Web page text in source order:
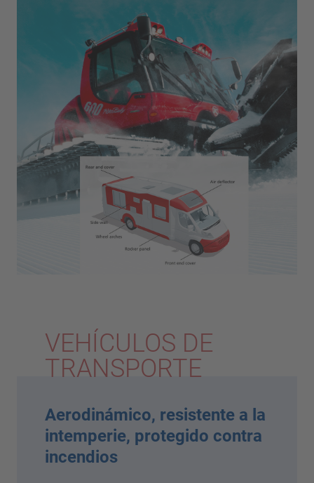
VEHÍCULOS DE
TRANSPORTE
Aerodinámico, resistente a la
intemperie, protegido contra
incendios